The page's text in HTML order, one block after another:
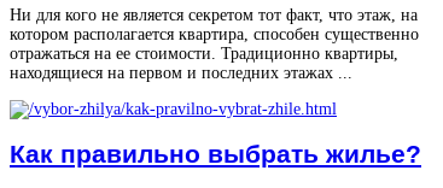
Ни для кого не является секретом тот факт, что этаж, на
котором располагается квартира, способен существенно
отражаться на ее стоимости. Традиционно квартиры,
находящиеся на первом и последних этажах ...
Как правильно выбрать жилье?